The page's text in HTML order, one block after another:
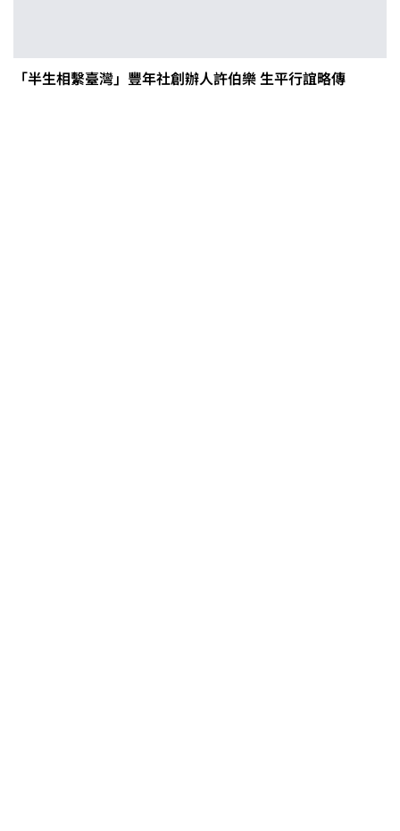
「半生相繫臺灣」豐年社創辦人許伯樂 生平行誼略傳